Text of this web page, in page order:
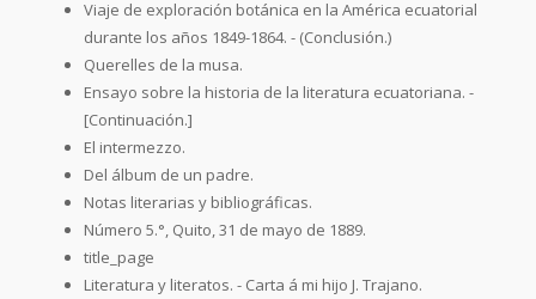
Viaje de exploración botánica en la América ecuatorial
durante los años 1849-1864. - (Conclusión.)
Querelles de la musa.
Ensayo sobre la historia de la literatura ecuatoriana. -
[Continuación.]
El intermezzo.
Del álbum de un padre.
Notas literarias y bibliográficas.
Número 5.°, Quito, 31 de mayo de 1889.
title_page
Literatura y literatos. - Carta á mi hijo J. Trajano.